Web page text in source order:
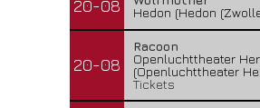
20-08
Hedon (Hedon
20-08
Racoon
Openluchttheater
(Openluchttheater
Tickets